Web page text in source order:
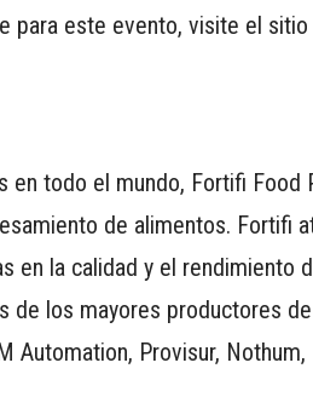
para este evento, visite el
en todo el mundo, Fortifi
de alimentos. Fortifi
en la calidad y el rendimiento
de los mayores productores
Provisur,